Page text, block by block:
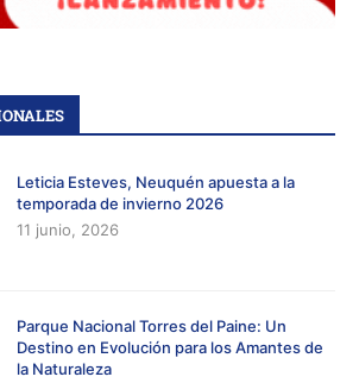
Leticia Esteves, Neuquén apuesta a la
temporada de invierno 2026
11 junio, 2026
Parque Nacional Torres del Paine: Un
Destino en Evolución para los Amantes de
la Naturaleza